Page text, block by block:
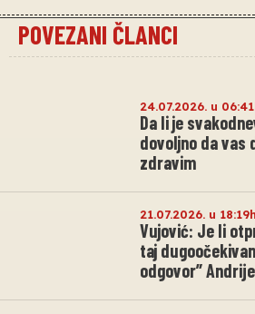
POVEZANI ČLANCI
24.07.2026. u
Da li je
dovoljno da vas
zdravim
21.07.2026. u 18:19h
Vujović: Je li
taj
odgovor”